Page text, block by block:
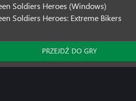
Soldiers Heroes (Windows)
Soldiers Heroes: Extreme Bikers
PRZEJDŹ DO GRY